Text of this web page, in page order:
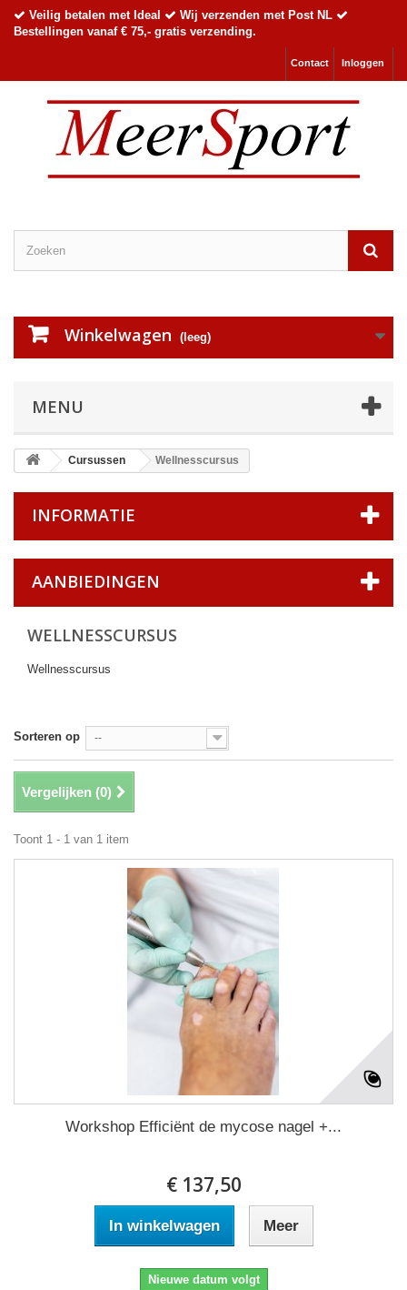
Veilig betalen met Ideal
Wij verzenden met Post NL
Bestellingen vanaf € 75,- gratis verzending.
Inloggen
Contact
Winkelwagen (leeg)
MENU
Cursussen Wellnesscursus
INFORMATIE
AANBIEDINGEN
WELLNESSCURSUS
Wellnesscursus
Sorteren op --
Vergelijken (0)
Toont 1 - 1 van 1 item
Workshop Efficiënt de mycose nagel +...
€ 137,50
In winkelwagen Meer
Nieuwe datum volgt